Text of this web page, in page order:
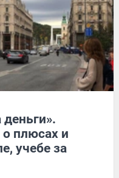
плюсах и
учебе за